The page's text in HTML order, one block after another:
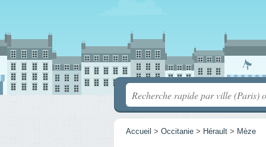
Accueil > Occitanie > Hérault > Mèze